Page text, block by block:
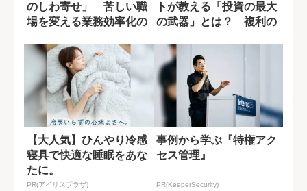
のしわ寄せ」 苦しい職
場を変える業務効率化の
トが教える「投資の最大
の武器」とは？ 複利の
【大人気】ひんやり冷感
寝具で快適な睡眠をあな
たに。
PR(アイリスプラザ)
事例から学ぶ『特権アク
セス管理』
PR(KeeperSecurity)